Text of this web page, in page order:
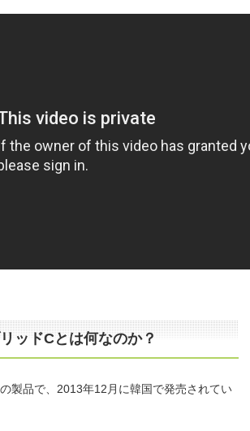
ッドCとは何なのか？
製品で、2013年12月に韓国で発売されてい